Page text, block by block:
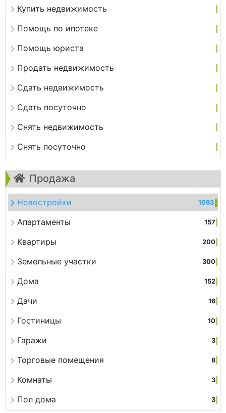
Купить недвижимость
Помощь по ипотеке
Помощь юриста
Продать недвижимость
Сдать недвижимость
Сдать посуточно
Снять недвижимость
Снять посуточно
Продажа
Новостройки 1093
Апартаменты 157
Квартиры 200
Земельные участки 300
Дома 152
Дачи 16
Гостиницы 10
Гаражи 3
Торговые помещения 8
Комнаты 3
Пол дома 3